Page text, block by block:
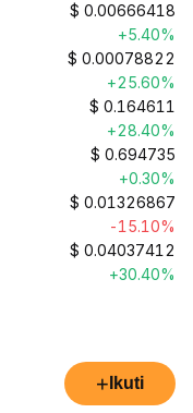
$ 0.00666418
+5.40%
$ 0.00078822
+25.60%
$ 0.164611
+28.40%
$ 0.694735
+0.30%
$ 0.01326867
-15.10%
$ 0.04037412
+30.40%
+ Ikuti